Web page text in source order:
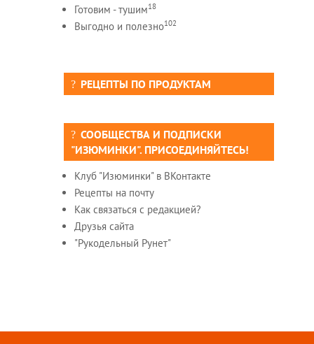
Готовим - тушим18
Выгодно и полезно102
РЕЦЕПТЫ ПО ПРОДУКТАМ
СООБЩЕСТВА И ПОДПИСКИ
"ИЗЮМИНКИ". ПРИСОЕДИНЯЙТЕСЬ!
Клуб "Изюминки" в ВКонтакте
Рецепты на почту
Как связаться с редакцией?
Друзья сайта
"Рукодельный Рунет"